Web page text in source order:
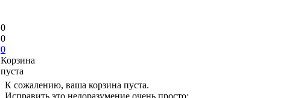
0
0
0
Корзина
пуста
К сожалению, ваша корзина пуста.
Исправить это недоразумение очень просто: